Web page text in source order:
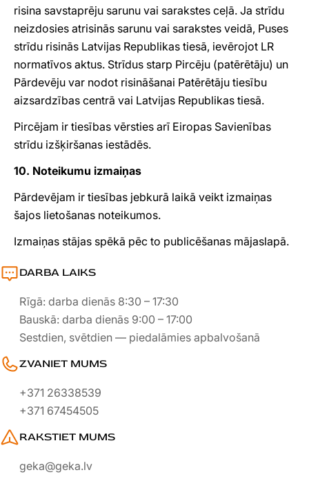
risina savstaprēju sarunu vai sarakstes ceļā. Ja strīdu
neizdosies atrisinās sarunu vai sarakstes veidā, Puses
strīdu risinās Latvijas Republikas tiesā, ievērojot LR
normatīvos aktus. Strīdus starp Pircēju (patērētāju) un
Pārdevēju var nodot risināšanai Patērētāju tiesību
aizsardzības centrā vai Latvijas Republikas tiesā.
Pircējam ir tiesības vērsties arī Eiropas Savienības
strīdu izšķiršanas iestādēs.
10. Noteikumu izmaiņas
Pārdevējam ir tiesības jebkurā laikā veikt izmaiņas
šajos lietošanas noteikumos.
Izmaiņas stājas spēkā pēc to publicēšanas mājaslapā.
DARBA LAIKS
Rīgā: darba dienās 8:30 – 17:30
Bauskā: darba dienās 9:00 – 17:00
Sestdien, svētdien — piedalāmies apbalvošanā
ZVANIET MUMS
+371 26338539
+371 67454505
RAKSTIET MUMS
geka@geka.lv